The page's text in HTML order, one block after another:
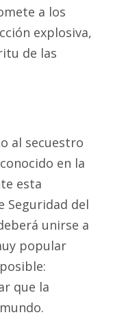
a los
explosiva,
de las
al secuestro
en la
esta
Seguridad del
unirse a
popular
que la